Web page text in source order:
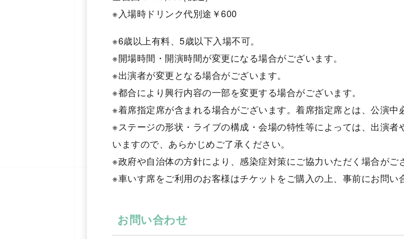
※入場時ドリンク代別途￥600
※6歳以上有料、5歳以下入場不可。
※開場時間・開演時間が変更になる場合がございます。
※出演者が変更となる場合がございます。
※都合により興行内容の一部を変更する場合がございます。
※着席指定席が含まれる場合がございます。着席指定席とは、公演中
※ステージの形状・ライブの構成・会場の特性等によっては、出演
いますので、あらかじめご了承ください。
※政府や自治体の方針により、感染症対策にご協力いただく場合がご
※車いす席をご利用のお客様はチケットをご購入の上、事前にお問い
お問い合わせ